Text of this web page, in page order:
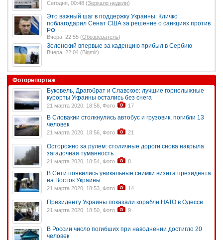
Сегодня, 00:48 (Зеркало недели)
Это важный шаг в поддержку Украины: Кличко
поблагодарил Сенат США за решение о санкциях против
РФ
Вчера, 22:55 (Обозреватель)
Зеленский впервые за каденцию прибыл в Сербию
Вчера, 22:04 (Bigmir)
Фоторепортаж
Буковель, Драгобрат и Славское: лучшие горнолыжные
курорты Украины остались без снега
21 марта 2020, 18:58, Фото 17
В Словакии столкнулись автобус и грузовик, погибли 13
человек
21 марта 2020, 18:56, Фото 21
Осторожно за рулем: столичные дороги снова накрыла
загадочная туманность
21 марта 2020, 18:54, Фото 8
В Сети появились уникальные снимки визита президента
на Восток Украины
21 марта 2020, 18:53, Фото 14
Президенту Украины показали корабли НАТО в Одессе
21 марта 2020, 18:50, Фото 9
В России число погибших при наводнении достигло 20
человек